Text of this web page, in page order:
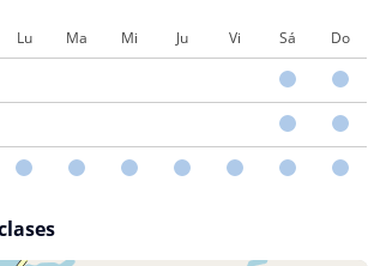
Lu Ma Mi Ju Vi Sá Do